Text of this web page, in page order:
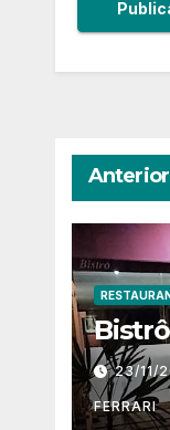
23/11/
FERRARI